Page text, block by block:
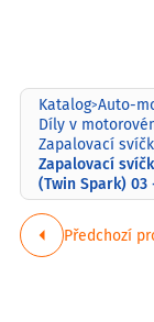
Katalog>Auto-
Díly v
Zapalovací
Zapalovací
(Twin Spark) 03
Předchozí